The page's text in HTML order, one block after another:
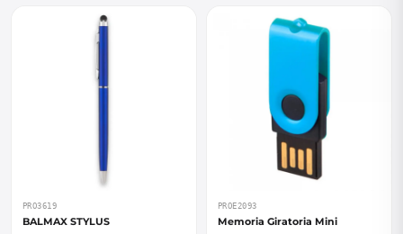
PRO3619
BALMAX STYLUS
PROE2093
Memoria Giratoria Mini